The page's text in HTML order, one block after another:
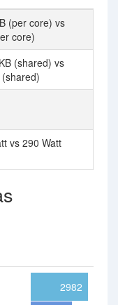
(per core) vs
core)
(shared) vs
vs 290 Watt
2982